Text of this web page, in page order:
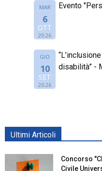
MAR
6
OTT
2026
Evento
GIO
10
SET
2026
disabilità” -
Ultimi Articoli
Concorso
Civile